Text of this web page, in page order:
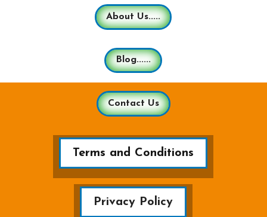
About Us.....
Blog......
Contact Us
Terms and Conditions
Privacy Policy